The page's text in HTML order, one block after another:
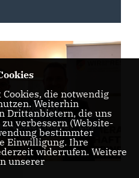
Roderich
Volker Mayer-Lay
die notwendig
Weiterhin
Drittanbietern, die uns
verbessern (Website-
bestimmter
Einwilligung. Ihre
widerrufen. Weitere
unserer